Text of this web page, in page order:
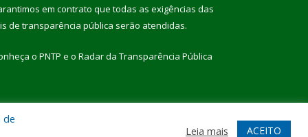
em contrato que todas as exigências das
de transparência pública serão atendidas.
o PNTP e o Radar da Transparência Pública
Acessar Webmail
de
Leia mais ACEITO